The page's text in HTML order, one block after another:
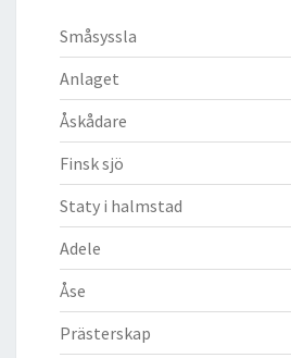
Småsyssla
Anlaget
Åskådare
Finsk sjö
Staty i halmstad
Adele
Åse
Prästerskap